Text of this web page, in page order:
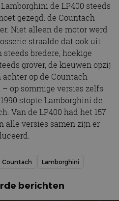
de LP400 steeds
gezegd: de Countach
Niet alleen de motor werd
straalde dat ook uit.
bredere, hoekige
grover, de kieuwen opzij
op de Countach
op sommige versies zelfs
stopte Lamborghini de
Van de LP400 had het 157
alle versies samen zijn er
Countach Lamborghini
berichten